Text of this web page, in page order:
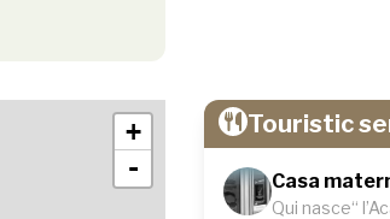
+
-
Touristic
Casa
Qui nasce“